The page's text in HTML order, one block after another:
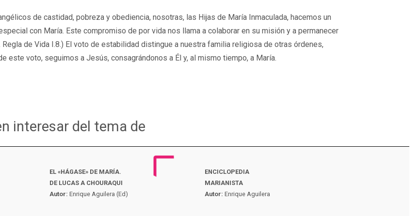
de castidad, pobreza y obediencia, nosotras, las Hijas de María Inmaculada, hacemos un
con María. Este compromiso de por vida nos llama a colaborar en su misión y a permanecer
de Vida I.8.) El voto de estabilidad distingue a nuestra familia religiosa de otras órdenes,
este voto, seguimos a Jesús, consagrándonos a Él y, al mismo tiempo, a María.
interesar del tema de
EL «HÁGASE» DE MARÍA.
DE LUCAS A CHOURAQUI
Autor: Enrique Aguilera (Ed)
ENCICLOPEDIA
MARIANISTA
Autor: Enrique Aguilera